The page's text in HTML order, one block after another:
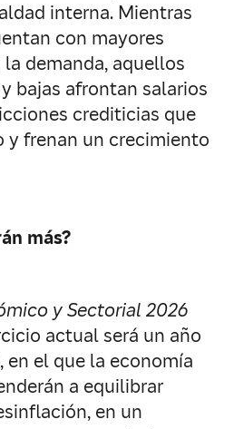
interna. Mientras
con mayores
demanda, aquellos
bajas afrontan salarios
crediticias que
y frenan un crecimiento
más?
y Sectorial 2026
actual será un año
el que la economía
a equilibrar
en un